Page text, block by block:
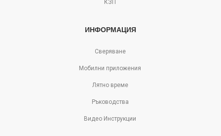
КЗП
ИНФОРМАЦИЯ
Сверяване
Мобилни приложения
Лятно време
Ръководства
Видео Инструкции